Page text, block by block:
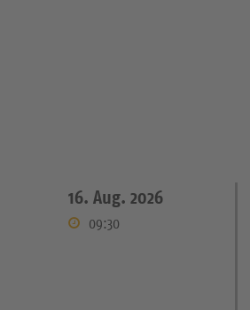
16. Aug. 2026
09:30